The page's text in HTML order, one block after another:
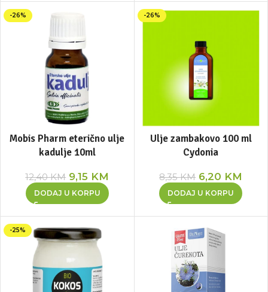
-26%
Mobis Pharm eterično ulje
kadulje 10ml
12,40KM 9,15 KM
DODAJ U KORPU
-26%
Ulje zambakovo 100 ml
Cydonia
8,35KM 6,20 KM
DODAJ U KORPU
-25%